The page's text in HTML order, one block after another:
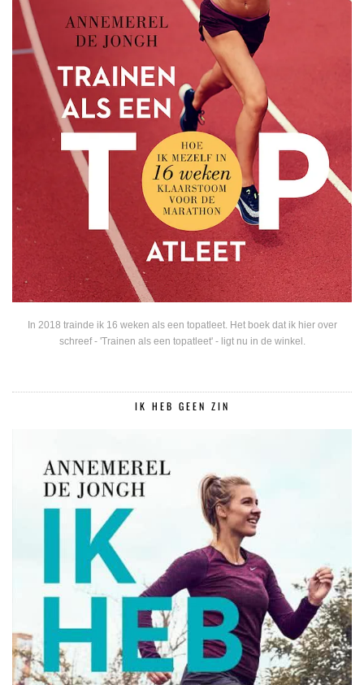
In 2018 trainde ik 16 weken als een topatleet. Het boek dat ik hier over
schreef - 'Trainen als een topatleet' - ligt nu in de winkel.
IK HEB GEEN ZIN